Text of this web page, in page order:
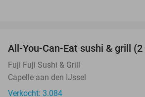
All-You-Can-Eat sushi & grill
Fuji Fuji Sushi & Grill
Capelle aan den IJssel
Verkocht: 3.084